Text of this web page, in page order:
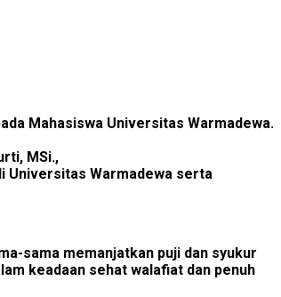
Mahasiswa Universitas Warmadewa.
MSi.,
Universitas Warmadewa serta
sama memanjatkan puji dan syukur
keadaan sehat walafiat dan penuh